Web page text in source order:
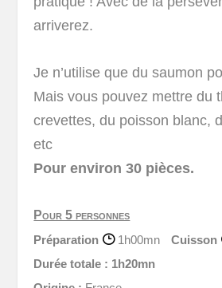
arriverez.
Je n’utilise que du saumon
Mais vous pouvez mettre du
crevettes, du poisson blanc,
etc
Pour environ 30 pièces.
Pour 5 personnes
Préparation
1h00mn Cuisson
Durée totale : 1h20mn